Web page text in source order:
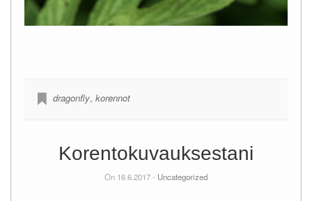
dragonfly, korennot
Korentokuvauksestani
On 16.6.2017 - Uncategorized